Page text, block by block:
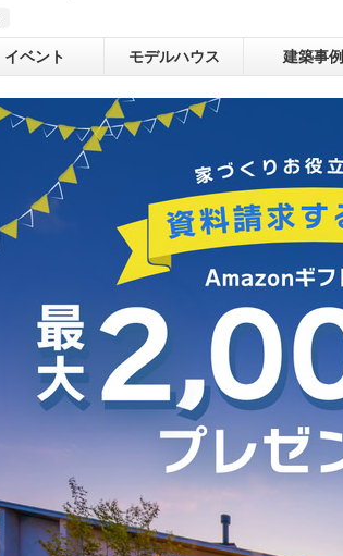
イベント モデルハウス 建築事例